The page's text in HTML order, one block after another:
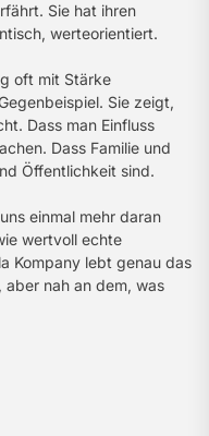
Sie hat ihren
werteorientiert.
oft mit Stärke
Sie zeigt,
Dass man Einfluss
Dass Familie und
Öffentlichkeit sind.
einmal mehr daran
wertvoll echte
Kompany lebt genau das
aber nah an dem, was